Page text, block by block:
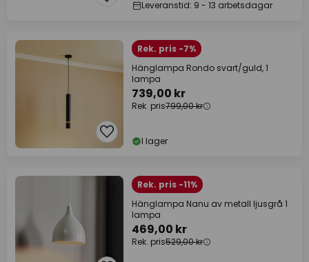
Leveranstid: 9 - 13 arbetsdagar
Rek. pris -7%
Hänglampa Rondo svart/guld, 1
lampa
739,00 kr
Rek. pris799,00 kr
I lager
Rek. pris -11%
Hänglampa Nanu av metall ljusgrå 1
lampa
469,00 kr
Rek. pris529,00 kr